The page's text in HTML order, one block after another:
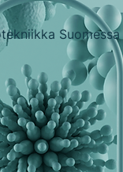
Suomessa